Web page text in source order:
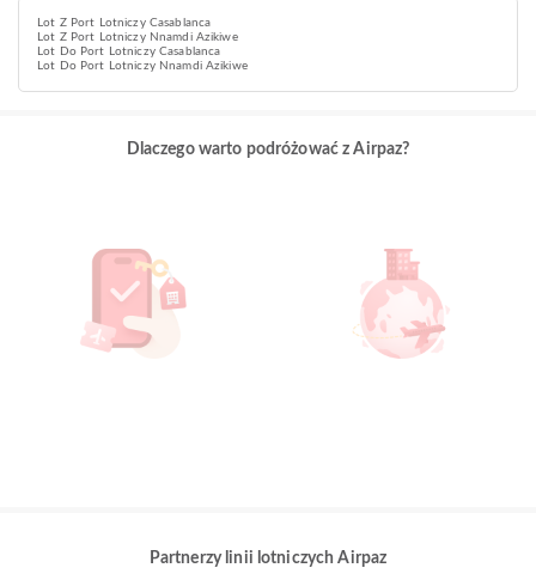
Lot Z Port Lotniczy Casablanca
Lot Z Port Lotniczy Nnamdi Azikiwe
Lot Do Port Lotniczy Casablanca
Lot Do Port Lotniczy Nnamdi Azikiwe
Dlaczego warto podróżować z Airpaz?
Partnerzy linii lotniczych Airpaz